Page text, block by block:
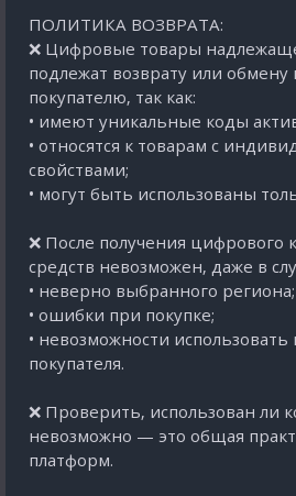
ПОЛИТИКА ВОЗВРАТА:
❌ Цифровые товары
подлежат возврату или обмену
покупателю, так как:
• имеют уникальные коды
• относятся к товарам с
свойствами;
• могут быть использованы
❌ После получения цифрового
средств невозможен, даже в
• неверно выбранного региона;
• ошибки при покупке;
• невозможности
покупателя.
❌ Проверить, использован ли
невозможно — это общая
платформ.